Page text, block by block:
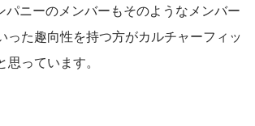
パニーのメンバーもそのようなメンバー
った趣向性を持つ方がカルチャーフィッ
思っています。